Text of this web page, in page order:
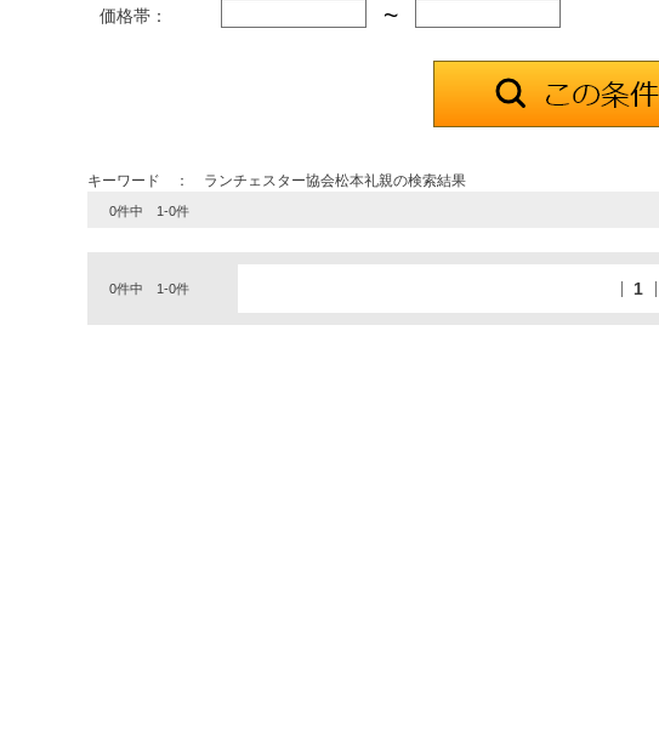
価格帯： ~
キーワード ： ランチェスター協会松本礼親の検索結果
0件中 1-0件
0件中 1-0件 1